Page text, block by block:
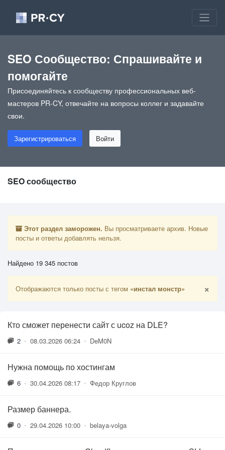
SEO Сообщество: Спрашивайте и
помогайте
Присоединяйтесь к сообществу профессиональных веб-
мастеров PR-CY, отвечайте на вопросы коллег и задавайте
свои.
Зарегистрироваться Войти
SEO сообщество
Этот раздел заморожен. Вы просматриваете архив. Новые
посты и ответы добавлять нельзя.
Найдено 19 345 постов
Отображаются только посты с тегом «инстал монстр» ×
Кто сможет перенести сайт с ucoz на DLE?
2 • 08.03.2026 06:24 • DeM0N
Нужна помощь по хостингам
6 • 30.04.2026 08:17 • Федор Круглов
Размер баннера.
0 • 29.04.2026 10:00 • belaya-volga